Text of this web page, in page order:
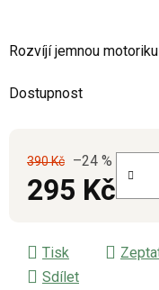
hvězdiček.
Rozvíjí jemnou
Dostupnost
390 Kč –24 %
295 Kč
Tisk
Sdílet